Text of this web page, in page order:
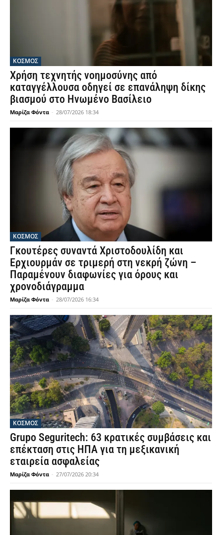
ΚΟΣΜΟΣ
Χρήση τεχνητής νοημοσύνης από
καταγγέλλουσα οδηγεί σε επανάληψη δίκης
βιασμού στο Ηνωμένο Βασίλειο
Μαρίζα Φόντα - 28/07/2026 18:34
ΚΟΣΜΟΣ
Γκουτέρες συναντά Χριστοδουλίδη και
Ερχιουρμάν σε τριμερή στη νεκρή ζώνη –
Παραμένουν διαφωνίες για όρους και
χρονοδιάγραμμα
Μαρίζα Φόντα - 28/07/2026 16:34
ΚΟΣΜΟΣ
Grupo Seguritech: 63 κρατικές συμβάσεις και
επέκταση στις ΗΠΑ για τη μεξικανική
εταιρεία ασφαλείας
Μαρίζα Φόντα - 27/07/2026 20:34